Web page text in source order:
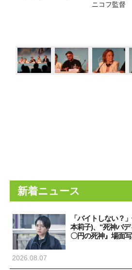
ニコフ監督
新着ニュース
「バイトしない？
本莉子)、“死神バ
〇円の死神』場面
2026.08.07